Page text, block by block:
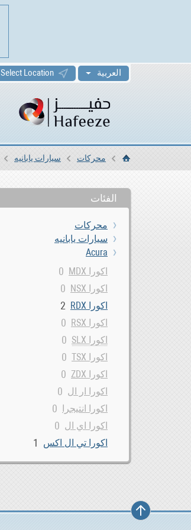
العربية Select Location
الرئيسيةمحركات سيارات يابانيه
الفئات
محركات
سيارات يابانيه
Acura
اكورا MDX
0
اكورا NSX 0
اكورا RDX 2
اكورا RSX 0
اكورا SLX 0
اكورا TSX 0
اكورا ZDX 0
اكورا ار ال 0
اكورا انتيجرا 0
اكورا اي ال 0
اكورا تي ال اكس 1
اكورا سي ال 0